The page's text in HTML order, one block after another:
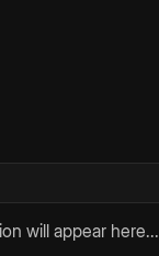
will appear here...